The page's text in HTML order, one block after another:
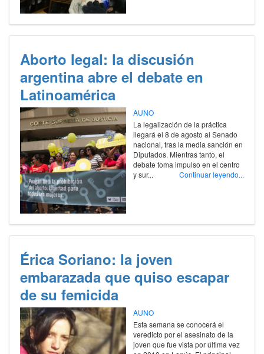
Aborto legal: la discusión
argentina abre el debate en
Latinoamérica
AUNO
La legalización de la práctica
llegará el 8 de agosto al Senado
nacional, tras la media sanción en
Diputados. Mientras tanto, el
debate toma impulso en el centro
y sur...
Continuar leyendo...
Érica Soriano: la joven
embarazada que quiso escapar
de su femicida
AUNO
Esta semana se conocerá el
veredicto por el asesinato de la
joven que fue vista por última vez